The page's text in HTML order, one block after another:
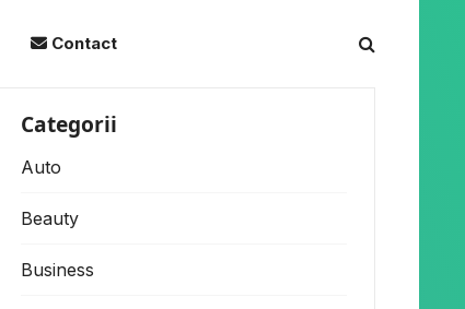
Contact
Categorii
Auto
Beauty
Business